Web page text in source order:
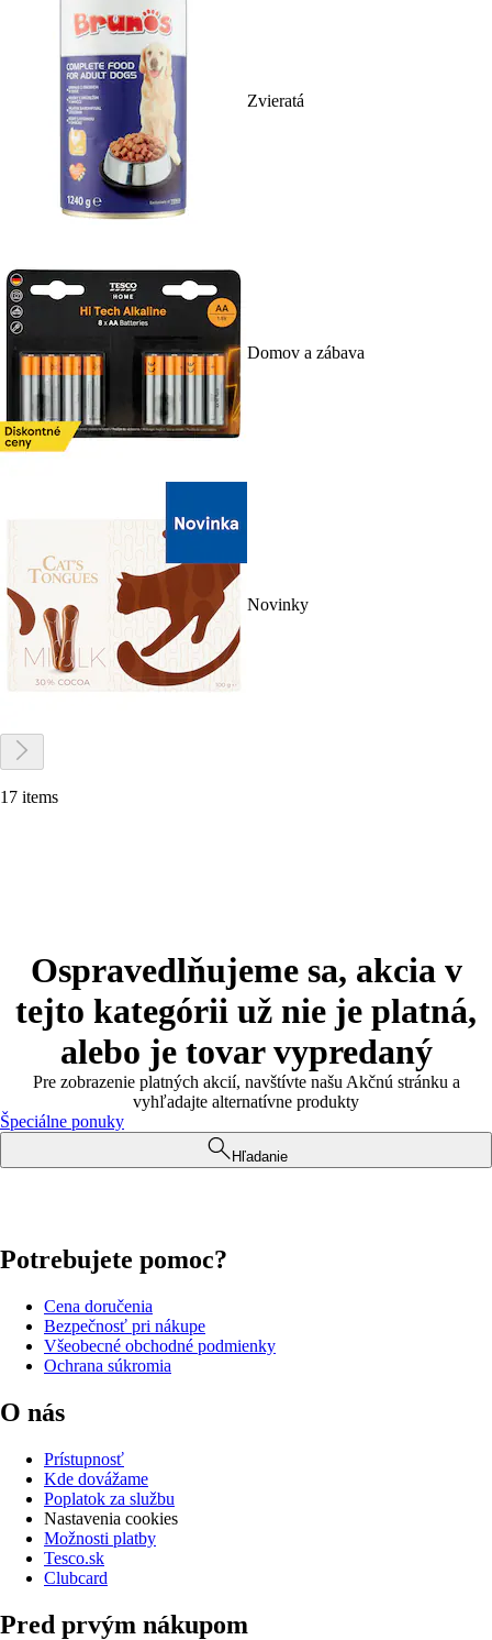
Zvieratá
Domov a zábava
Novinky
17 items
Ospravedlňujeme sa, akcia v
tejto kategórii už nie je platná,
alebo je tovar vypredaný
Pre zobrazenie platných akcií, navštívte našu Akčnú stránku a
vyhľadajte alternatívne produkty
Špeciálne ponuky
Hľadanie
Potrebujete pomoc?
Cena doručenia
Bezpečnosť pri nákupe
Všeobecné obchodné podmienky
Ochrana súkromia
O nás
Prístupnosť
Kde dovážame
Poplatok za službu
Nastavenia cookies
Možnosti platby
Tesco.sk
Clubcard
Pred prvým nákupom